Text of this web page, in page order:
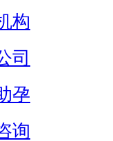
构
司
孕
询